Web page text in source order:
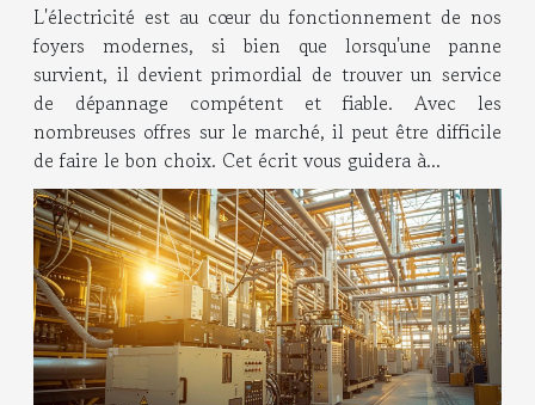
L'électricité est au cœur du fonctionnement de nos
foyers modernes, si bien que lorsqu'une panne
survient, il devient primordial de trouver un service
de dépannage compétent et fiable. Avec les
nombreuses offres sur le marché, il peut être difficile
de faire le bon choix. Cet écrit vous guidera à...